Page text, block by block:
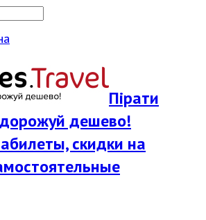
Пірати
дешево!
скидки на